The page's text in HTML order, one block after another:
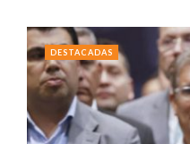
DESTACADAS